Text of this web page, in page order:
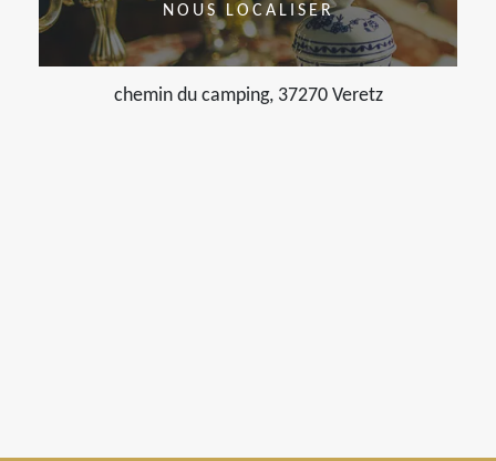
NOUS LOCALISER
chemin du camping, 37270 Veretz